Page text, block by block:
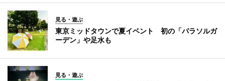
見る・遊ぶ
東京ミッドタウンで夏イベント 初の「パラソルガ
ーデン」や足水も
見る・遊ぶ